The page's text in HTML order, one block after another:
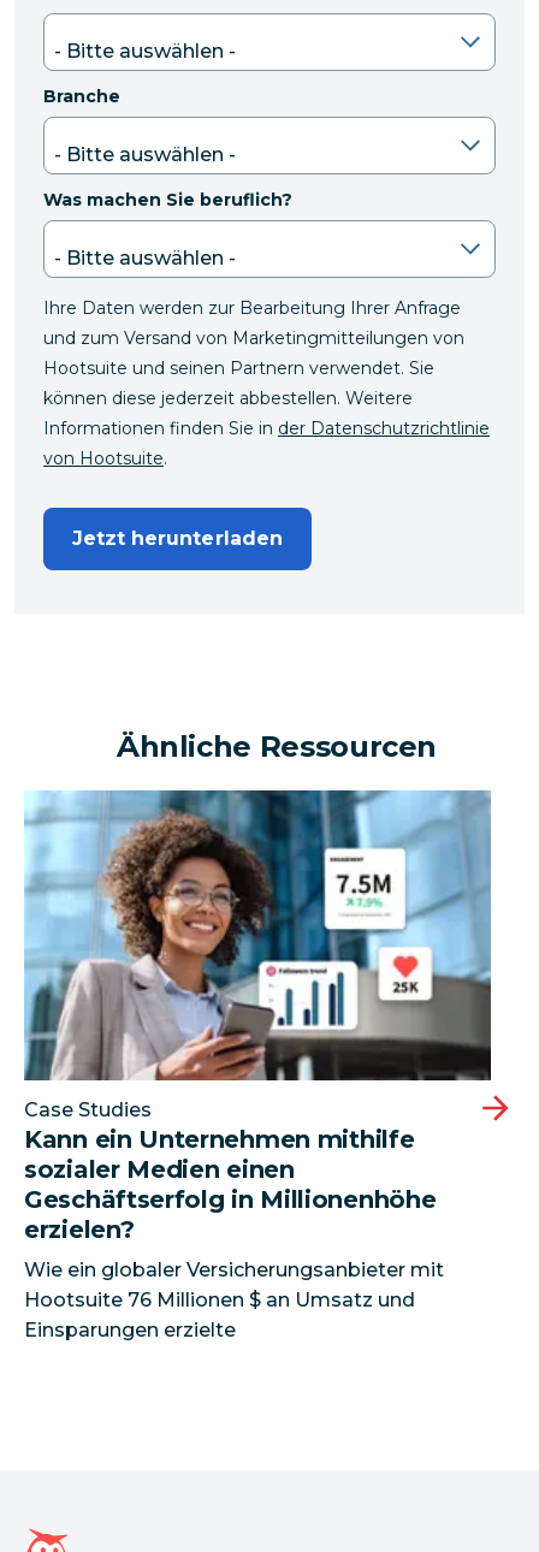
Branche
Was machen Sie beruflich?
Ihre Daten werden zur Bearbeitung Ihrer Anfrage
und zum Versand von Marketingmitteilungen von
Hootsuite und seinen Partnern verwendet. Sie
können diese jederzeit abbestellen. Weitere
Informationen finden Sie in der Datenschutzrichtlinie
von Hootsuite.
Jetzt herunterladen
Ähnliche Ressourcen
Kann ein Unternehmen mithilfe sozialer Medien
Case Studies
Kann ein Unternehmen mithilfe
sozialer Medien einen
Geschäftserfolg in Millionenhöhe
erzielen?
Wie ein globaler Versicherungsanbieter mit
Hootsuite 76 Millionen $ an Umsatz und
Einsparungen erzielte
Hootsuite Homepage